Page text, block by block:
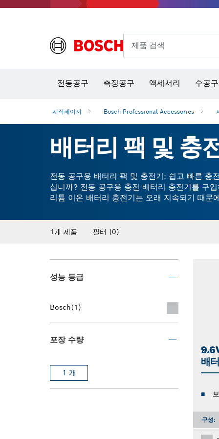
제품 검색
전동공구 측정공구 액세서리 수공구
시작페이지 Bosch Professional Accessories
배터리 팩 및 충
전동 공구용 배터리 팩 및 충전기: 쉽고 빠른 충
십니까? 전동 공구용 충전 배터리 충전기를 구
리튬 이온 배터리 충전기는 오래 지속되기 때
1개 제품 필터 (0)
성능 등급
Bosch(1)
포장 수량
1 개
배
구성: